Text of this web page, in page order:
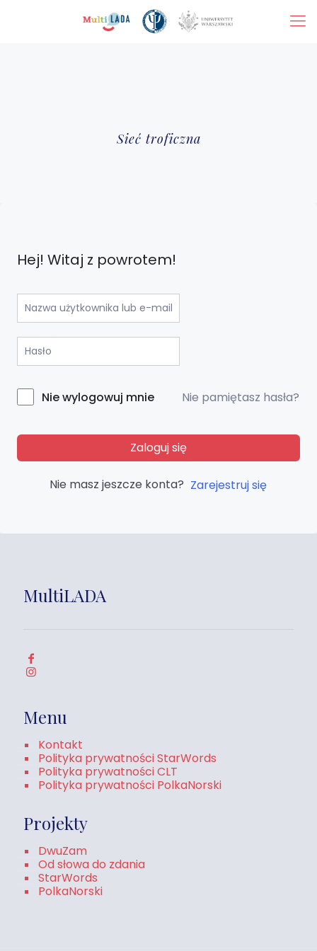
Sieć troficzna
Hej! Witaj z powrotem!
Nie wylogowuj mnie Nie pamiętasz hasła?
Zaloguj się
Nie masz jeszcze konta? Zarejestruj się
MultiLADA
Menu
Kontakt
Polityka prywatności StarWords
Polityka prywatności CLT
Polityka prywatności PolkaNorski
Projekty
DwuZam
Od słowa do zdania
StarWords
PolkaNorski